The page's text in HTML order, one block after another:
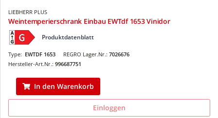
LIEBHERR PLUS
Weintemperierschrank Einbau EWTdf 1653 Vinidor
Produktdatenblatt
REGRO Lager.Nr.: 7026676
Type: EWTDF 1653
Hersteller-Art.Nr.: 996687751
In den Warenkorb
Einloggen